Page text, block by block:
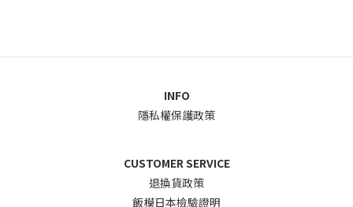
INFO
隱私權保護政策
CUSTOMER SERVICE
退換貨政策
飯模日本檢驗證明